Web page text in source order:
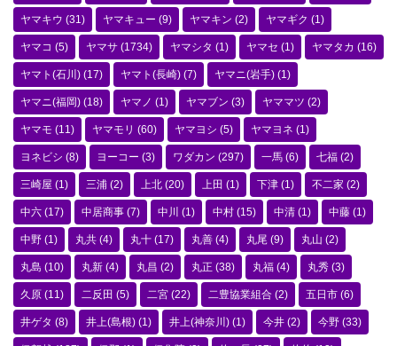
ヤマキウ (31) ヤマキュー (9) ヤマキン (2) ヤマギク (1)
ヤマコ (5) ヤマサ (1734) ヤマシタ (1) ヤマセ (1) ヤマタカ (16)
ヤマト(石川) (17) ヤマト(長崎) (7) ヤマニ(岩手) (1)
ヤマニ(福岡) (18) ヤマノ (1) ヤマブン (3) ヤママツ (2)
ヤマモ (11) ヤマモリ (60) ヤマヨシ (5) ヤマヨネ (1)
ヨネビシ (8) ヨーコー (3) ワダカン (297) 一馬 (6) 七福 (2)
三崎屋 (1) 三浦 (2) 上北 (20) 上田 (1) 下津 (1) 不二家 (2)
中六 (17) 中居商事 (7) 中川 (1) 中村 (15) 中清 (1) 中藤 (1)
中野 (1) 丸共 (4) 丸十 (17) 丸善 (4) 丸尾 (9) 丸山 (2)
丸島 (10) 丸新 (4) 丸昌 (2) 丸正 (38) 丸福 (4) 丸秀 (3)
久原 (11) 二反田 (5) 二宮 (22) 二豊協業組合 (2) 五日市 (6)
井ゲタ (8) 井上(島根) (1) 井上(神奈川) (1) 今井 (2) 今野 (33)